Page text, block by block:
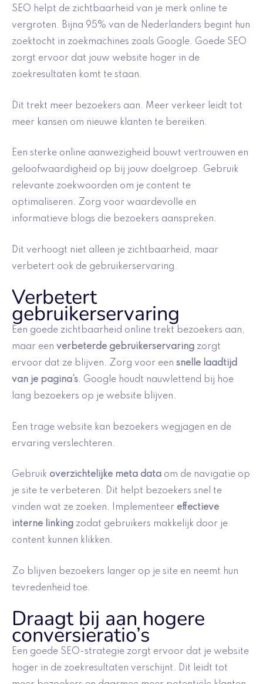
SEO helpt de zichtbaarheid van je merk online te
vergroten. Bijna 95% van de Nederlanders begint hun
zoektocht in zoekmachines zoals Google. Goede SEO
zorgt ervoor dat jouw website hoger in de
zoekresultaten komt te staan.
Dit trekt meer bezoekers aan. Meer verkeer leidt tot
meer kansen om nieuwe klanten te bereiken.
Een sterke online aanwezigheid bouwt vertrouwen en
geloofwaardigheid op bij jouw doelgroep. Gebruik
relevante zoekwoorden om je content te
optimaliseren. Zorg voor waardevolle en
informatieve blogs die bezoekers aanspreken.
Dit verhoogt niet alleen je zichtbaarheid, maar
verbetert ook de gebruikerservaring.
Verbetert
gebruikerservaring
Een goede zichtbaarheid online trekt bezoekers aan,
maar een verbeterde gebruikerservaring zorgt
ervoor dat ze blijven. Zorg voor een snelle laadtijd
van je pagina’s. Google houdt nauwlettend bij hoe
lang bezoekers op je website blijven.
Een trage website kan bezoekers wegjagen en de
ervaring verslechteren.
Gebruik overzichtelijke meta data om de navigatie op
je site te verbeteren. Dit helpt bezoekers snel te
vinden wat ze zoeken. Implementeer effectieve
interne linking zodat gebruikers makkelijk door je
content kunnen klikken.
Zo blijven bezoekers langer op je site en neemt hun
tevredenheid toe.
Draagt bij aan hogere
conversieratio’s
Een goede SEO-strategie zorgt ervoor dat je website
hoger in de zoekresultaten verschijnt. Dit leidt tot